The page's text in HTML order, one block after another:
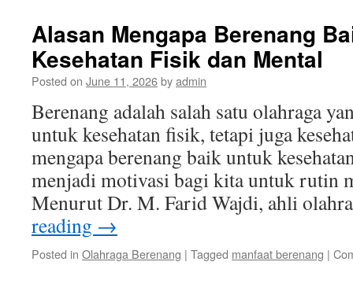
Alasan Mengapa Berenang
Kesehatan Fisik dan Mental
Posted on June 11, 2026byadmin
Berenang adalah salah satu olahraga
untuk kesehatan fisik, tetapi juga
mengapa berenang baik untuk
menjadi motivasi bagi kita untuk rutin
Menurut Dr. M. Farid Wajdi, ahli
reading →
Posted in Olahraga Berenang | Tagged manfaat berenang |